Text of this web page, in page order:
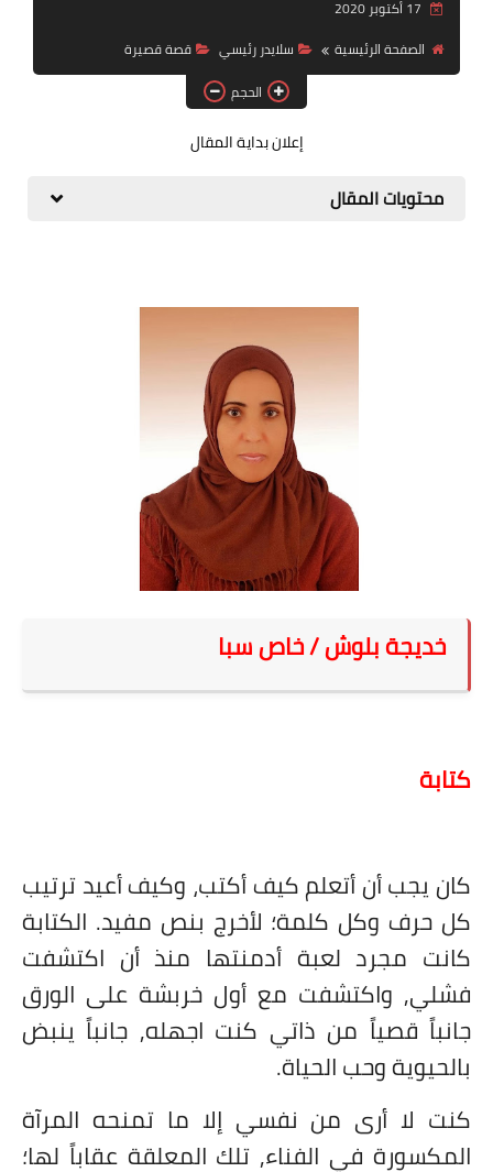
قصة قصيرة جداً
قراءات
دراسات
شخصيات
ذاكرة كوباني
مواهب جديدة
منوعات
على مقام سبا
فيديوهات
اقتباسات روائية
أعداد جريدة سبا
الصفحة الرئيسية
سلايدر رئيسي
قصة قصيرة
الحجم
إعلان بداية المقال
محتويات المقال
خديجة بلوش/ خاص سبا
كتابة
كان يجب أن أتعلم كيف أكتب، وكيف أعيد ترتيب
كل حرف وكل كلمة؛ لأخرج بنص مفيد. الكتابة
كانت مجرد لعبة أدمنتها منذ أن اكتشفت
فشلي, واكتشفت مع أول خربشة على الورق
جانباً قصياً من ذاتي كنت اجهله, جانباً ينبض
بالحيوية وحب الحياة.
كنت لا أرى من نفسي إلا ما تمنحه المرآة
المكسورة في الفناء, تلك المعلقة عقاباً لها؛